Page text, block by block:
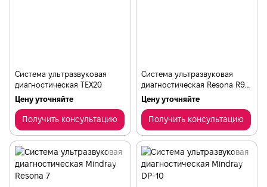
Система ультразвуковая
диагностическая TEX20
Цену уточняйте
Получить консультацию
Система ультразвуковая
диагностическая Resona R9
Platinum Edition
Цену уточняйте
Получить консультацию